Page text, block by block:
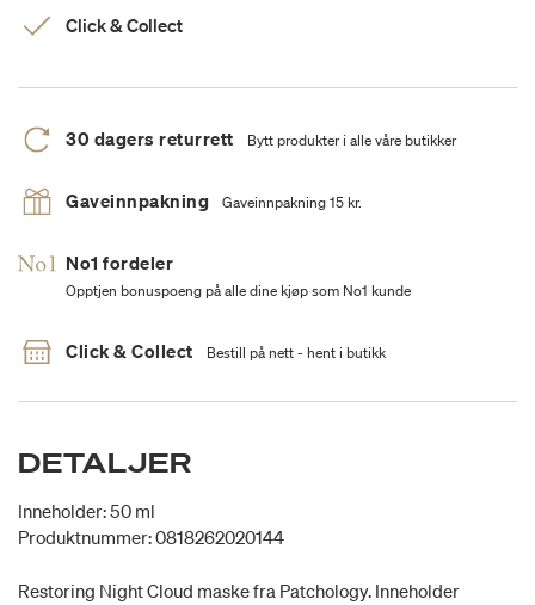
Click & Collect
30 dagers returrett Bytt produkter i alle våre butikker
Gaveinnpakning Gaveinnpakning 15 kr.
No1 fordeler
Opptjen bonuspoeng på alle dine kjøp som No1 kunde
Click & Collect Bestill på nett - hent i butikk
DETALJER
Inneholder: 50 ml
Produktnummer: 0818262020144
Restoring Night Cloud maske fra Patchology. Inneholder